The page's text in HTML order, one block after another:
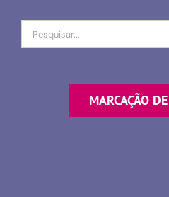
Procurar
por
MARCAÇÃO